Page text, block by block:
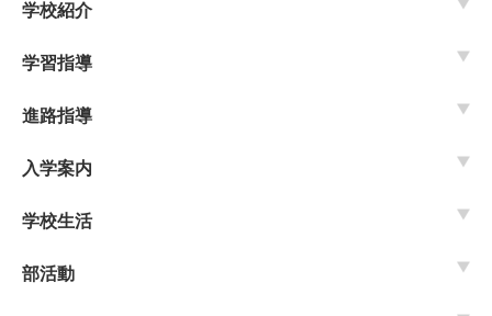
学校紹介
学習指導
進路指導
入学案内
学校生活
部活動